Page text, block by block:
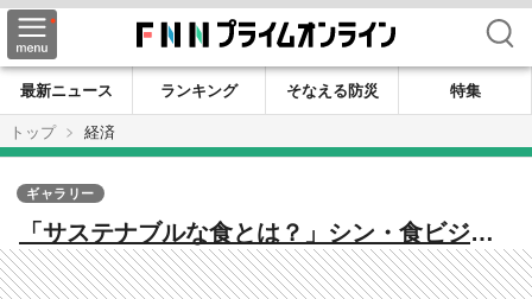
検索
最新ニュース ランキング そなえる防災
特集
トップ
経済
「サステナブルな食とは？」シン・食ビジネ
スの最前線をオイシックス高島社長に聞く
ギャラリー